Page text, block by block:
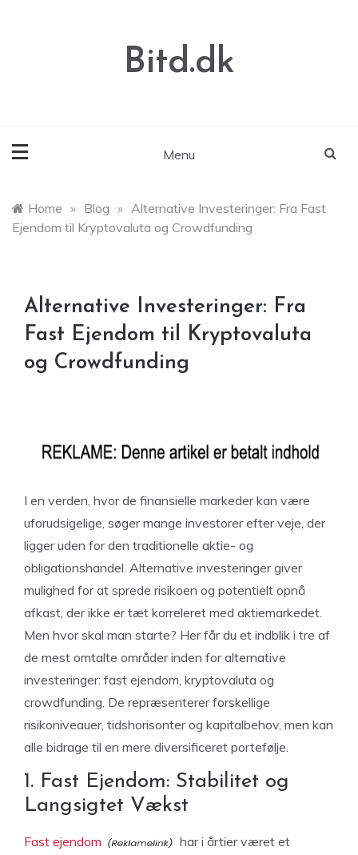
Bitd.dk
Menu
Home » Blog » Alternative Investeringer: Fra Fast
Ejendom til Kryptovaluta og Crowdfunding
Alternative Investeringer: Fra
Fast Ejendom til Kryptovaluta
og Crowdfunding
I en verden, hvor de finansielle markeder kan være
uforudsigelige, søger mange investorer efter veje, der
ligger uden for den traditionelle aktie- og
obligationshandel. Alternative investeringer giver
mulighed for at sprede risikoen og potentielt opnå
afkast, der ikke er tæt korreleret med aktiemarkedet.
Men hvor skal man starte? Her får du et indblik i tre af
de mest omtalte områder inden for alternative
investeringer: fast ejendom, kryptovaluta og
crowdfunding. De repræsenterer forskellige
risikoniveauer, tidshorisonter og kapitalbehov, men kan
alle bidrage til en mere diversificeret portefølje.
1. Fast Ejendom: Stabilitet og
Langsigtet Vækst
Fast ejendom
har i årtier været et